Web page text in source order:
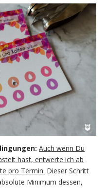
Auch wenn Du
hast, entwerte ich ab
pro Termin. Dieser Schritt
Minimum dessen,